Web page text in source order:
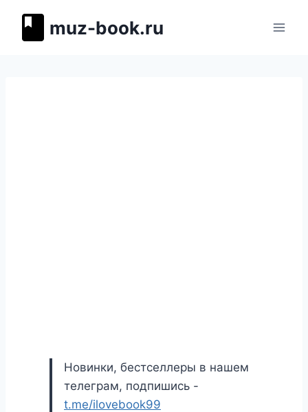
muz-book.ru
Новинки, бестселлеры в нашем
телеграм, подпишись -
t.me/ilovebook99